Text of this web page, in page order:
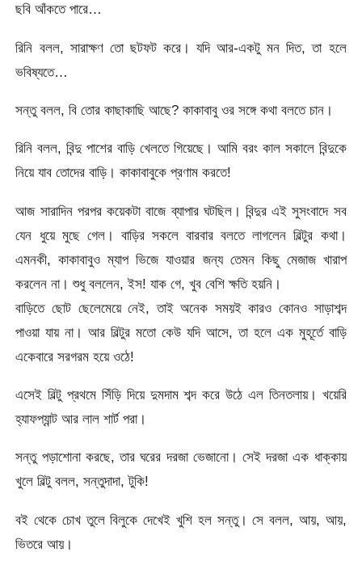
ছবি আঁকতে পারে…
রিনি বলল, সারাক্ষণ তো ছটফট করে। যদি আর-একটু মন দিত, তা হলে
ভবিষ্যতে…
সন্তু বলল, বি তোর কাছাকাছি আছে? কাকাবাবু ওর সঙ্গে কথা বলতে চান।
রিনি বলল, বিন্দু পাশের বাড়ি খেলতে গিয়েছে। আমি বরং কাল সকালে বিন্দুকে
নিয়ে যাব তোদের বাড়ি। কাকাবাবুকে প্রণাম করতে!
আজ সারাদিন পরপর কয়েকটা বাজে ব্যাপার ঘটছিল। বিন্দুর এই সুসংবাদে সব
যেন ধুয়ে মুছে গেল। বাড়ির সকলে বারবার বলতে লাগলেন বিল্টুর কথা।
এমনকী, কাকাবাবুও ম্যাপ ভিজে যাওয়ার জন্য তেমন কিছু মেজাজ খারাপ
করলেন না। শুধু বললেন, ইস! যাক গে, খুব বেশি ক্ষতি হয়নি।
বাড়িতে ছোট ছেলেমেয়ে নেই, তাই অনেক সময়ই কারও কোনও সাড়াশব্দ
পাওয়া যায় না। আর বিল্টুর মতো কেউ যদি আসে, তা হলে এক মুহূর্তে বাড়ি
একেবারে সরগরম হয়ে ওঠে!
এসেই বিল্টু প্রথমে সিঁড়ি দিয়ে দুমদাম শব্দ করে উঠে এল তিনতলায়। খয়েরি
হ্যাফপ্যান্ট আর লাল শার্ট পরা।
সন্তু পড়াশোনা করছে, তার ঘরের দরজা ভেজানো। সেই দরজা এক ধাক্কায়
খুলে বিল্টু বলল, সন্তুদাদা, টুকি!
বই থেকে চোখ তুলে বিলুকে দেখেই খুশি হল সন্তু। সে বলল, আয়, আয়,
ভিতরে আয়।